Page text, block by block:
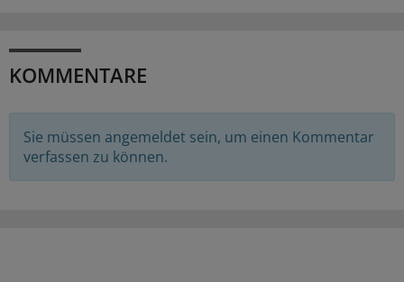
KOMMENTARE
Sie müssen angemeldet sein, um einen Kommentar
verfassen zu können.